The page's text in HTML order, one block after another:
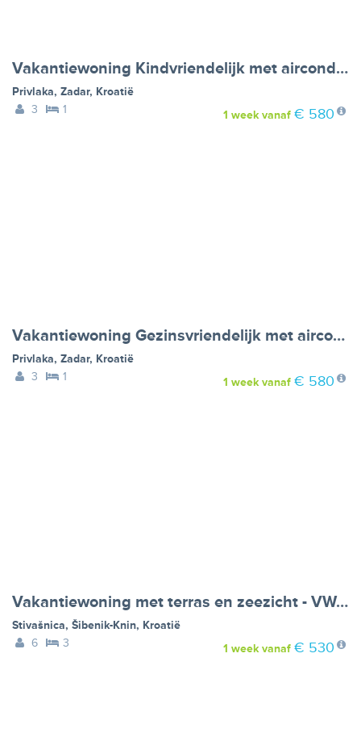
Vakantiewoning Kindvriendelijk met airconditioning, barbecue en parkeerplaats - VW-DN22M
Privlaka, Zadar, Kroatië
3
1 1 weekvanaf € 580
Vakantiewoning Gezinsvriendelijk met airconditioning, barbecuefaciliteiten en internet - VW-XHBGR
Privlaka, Zadar, Kroatië
3
1 1 weekvanaf € 580
Vakantiewoning met terras en zeezicht - VW-462HC
Stivašnica, Šibenik-Knin, Kroatië
6
3 1 weekvanaf € 530